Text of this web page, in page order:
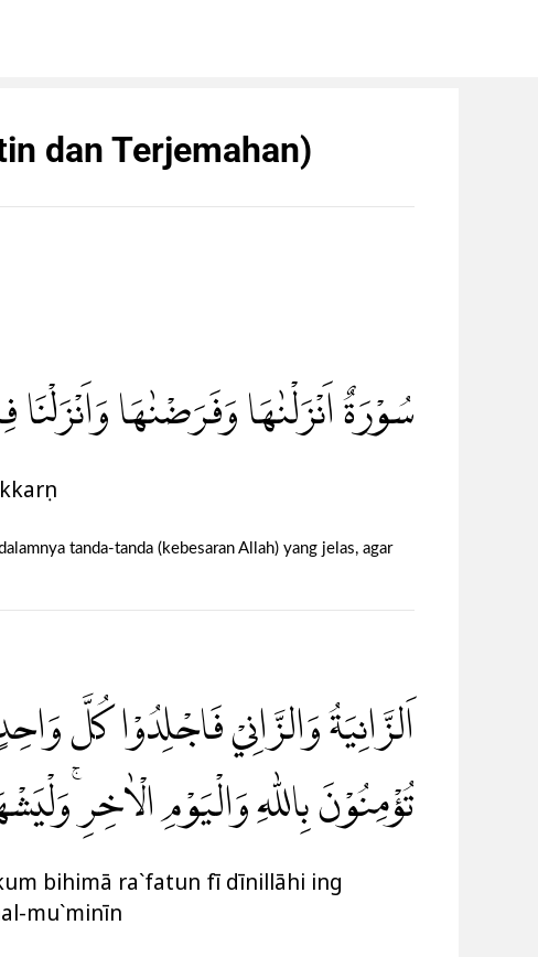
dan Terjemahan)
سُوْرَةٌ اَنْزَلْنٰهَا وَفَرَضْنٰهَا
tanda-tanda (kebesaran Allah) yang jelas, agar
اَلزَّانِيَةُ وَالزَّانِيْ فَاجْلِدُوْا كُلَّ
تُؤْمِنُوْنَ بِاللّٰهِ وَالْيَوْمِ الْاٰخِرِۚ
bihimā ra`fatun fī dīnillāhi ing
mu`minīn